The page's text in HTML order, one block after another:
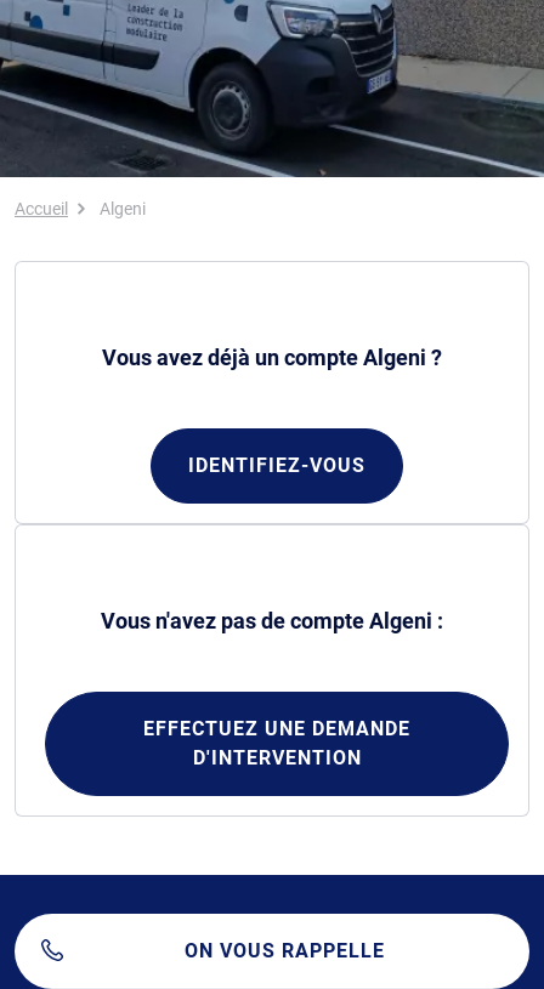
Fil d'Ariane
Accueil Algeni
Vous avez déjà un compte Algeni ?
IDENTIFIEZ-VOUS
Vous n'avez pas de compte Algeni :
EFFECTUEZ UNE DEMANDE
D'INTERVENTION
ON VOUS RAPPELLE